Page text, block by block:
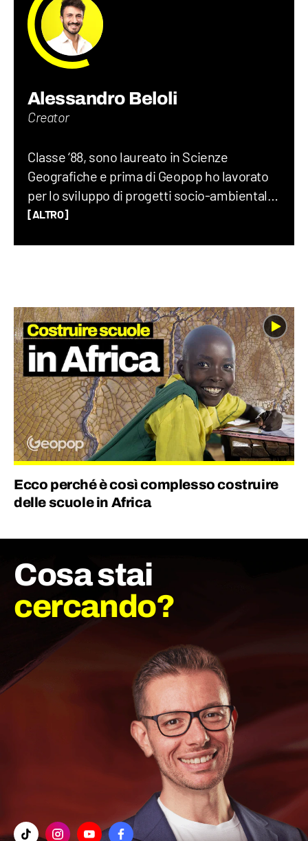
Alessandro Beloli
Creator
Classe ‘88, sono laureato in Scienze
Geografiche e prima di Geopop ho lavorato
per lo sviluppo di progetti socio-ambientali,
scritto un romanzo di viaggio, insegnato
storie… Da bambino adoravo Piero Angela e
Indiana Jones.
[ALTRO]
Ecco perché è così complesso costruire
delle scuole in Africa
Cosa stai
cercando?